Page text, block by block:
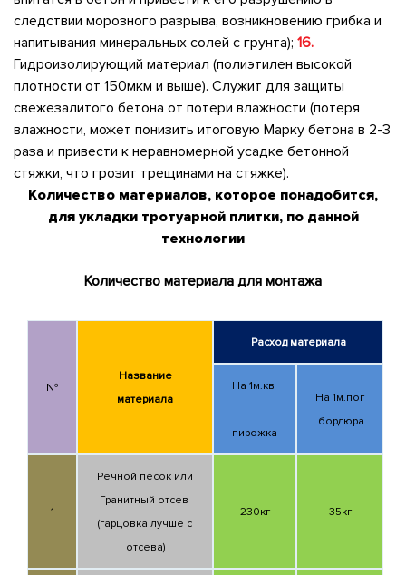
следствии морозного разрыва, возникновению грибка и
напитывания минеральных солей с грунта); 16.
Гидроизолирующий материал (полиэтилен высокой
плотности от 150мкм и выше). Служит для защиты
свежезалитого бетона от потери влажности (потеря
влажности, может понизить итоговую Марку бетона в 2-3
раза и привести к неравномерной усадке бетонной
стяжки, что грозит трещинами на стяжке).
Количество материалов, которое понадобится,
для укладки тротуарной плитки, по данной
технологии
Количество материала для монтажа
№
Название
материала
Расход материала
На 1м.кв
пирожка
На 1м.пог
бордюра
1
Речной песок или
Гранитный отсев
(гарцовка лучше с
отсева)
230кг 35кг